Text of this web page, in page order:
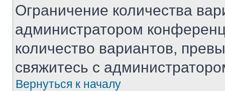
Ограничение количества
администратором
количество вариантов,
свяжитесь с
Вернуться к началу